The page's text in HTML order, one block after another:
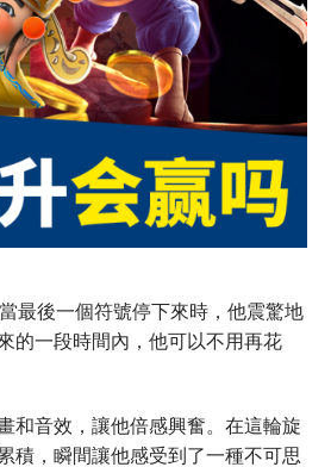
最後一個符號停下來時，他震驚地
的一段時間內，他可以不用再花
和音效，讓他倍感興奮。在這輪旋
積，瞬間讓他感受到了一種不可思